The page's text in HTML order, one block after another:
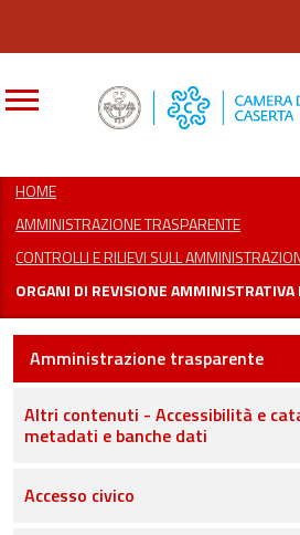
HOME
AMMINISTRAZIONE TRASPARENTE
CONTROLLI E RILIEVI SULL
ORGANI DI REVISIONE AMMINISTRATIVA
Amministrazione trasparente
Altri contenuti - Accessibilità e
metadati e banche dati
Accesso civico